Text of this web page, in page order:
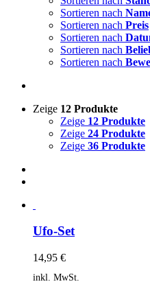
Sortieren nach
Sortieren nach Preis
Sortieren nach
Sortieren nach
Sortieren nach
Zeige 12 Produkte
Zeige 12 Produkte
Zeige 24 Produkte
Zeige 36 Produkte
Ufo-Set
14,95 €
inkl. MwSt.